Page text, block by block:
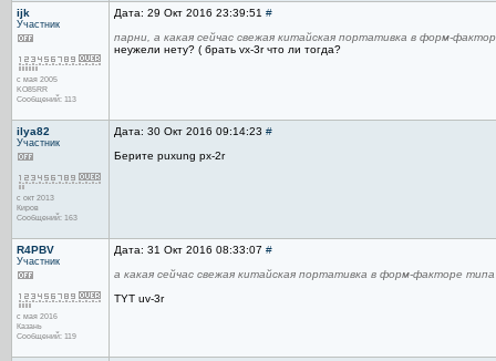
ijk
Участник
с мая 2005
KO85RR
Сообщений: 113
Дата: 29 Окт 2016 23:39:51 #
парни, а какая сейчас свежая китайская портативка в форм-
неужели нету? ( брать vx-3r что ли тогда?
ilya82
Участник
с окт 2013
Киров
Сообщений: 163
Дата: 30 Окт 2016 09:14:23 #
Берите puxung px-2r
R4PBV
Участник
с мая 2016
Казань
Сообщений: 119
Дата: 31 Окт 2016 08:33:07 #
а какая сейчас свежая китайская портативка в форм-факторе
TYT uv-3r